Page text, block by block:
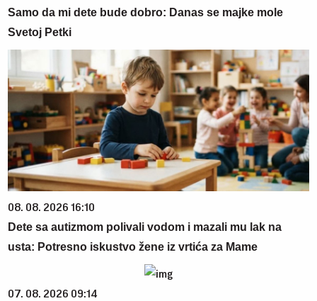
Samo da mi dete bude dobro: Danas se majke mole
Svetoj Petki
08. 08. 2026 16:10
Dete sa autizmom polivali vodom i mazali mu lak na
usta: Potresno iskustvo žene iz vrtića za Mame
07. 08. 2026 09:14